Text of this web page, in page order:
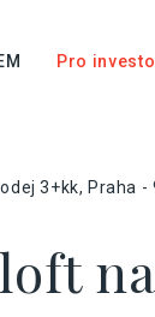
Pro
3+kk, Praha -